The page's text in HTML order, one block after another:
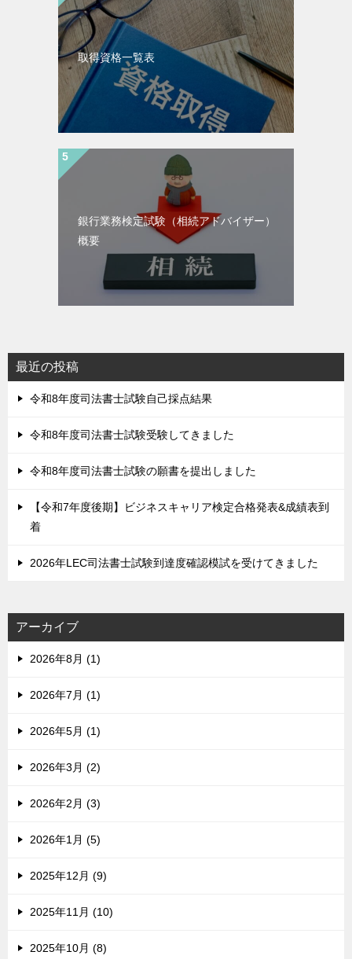
取得資格一覧表
銀行業務検定試験（相続アドバイザー）
概要
最近の投稿
令和8年度司法書士試験自己採点結果
令和8年度司法書士試験受験してきました
令和8年度司法書士試験の願書を提出しました
【令和7年度後期】ビジネスキャリア検定合格発表&成績表到
着
2026年LEC司法書士試験到達度確認模試を受けてきました
アーカイブ
2026年8月 (1)
2026年7月 (1)
2026年5月 (1)
2026年3月 (2)
2026年2月 (3)
2026年1月 (5)
2025年12月 (9)
2025年11月 (10)
2025年10月 (8)